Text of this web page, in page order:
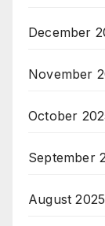
December
November
October
September
August 2025